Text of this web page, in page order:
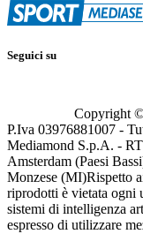
Seguici su
Copyright
P.Iva 03976881007 -
Mediamond S.p.A. -
Amsterdam (Paesi
Monzese (MI)Rispetto
riprodotti è vietata ogni
sistemi di intelligenza
espresso di utilizzare